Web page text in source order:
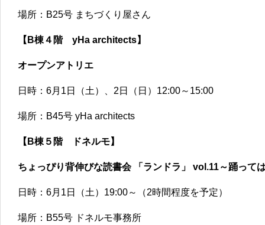
場所：B25号 まちづくり屋さん
【B棟４階 yHa architects】
オープンアトリエ
日時：6月1日（土）、2日（日）12:00～15:00
場所：B45号 yHa architects
【B棟５階 ドネルモ】
ちょっぴり背伸びな読書会 「ランドラ」 vol.11～踊って
日時：6月1日（土）19:00～（2時間程度を予定）
場所：B55号 ドネルモ事務所